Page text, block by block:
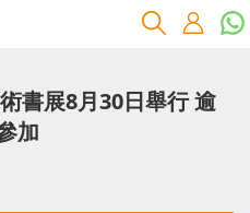
書展8月30日舉行 逾
加